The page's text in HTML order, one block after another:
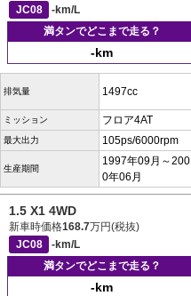
JC08
-km/L
満タンでどこまで走る？
-km
排気量 1497cc
ミッション フロア4AT
最大出力 105ps/6000rpm
生産期間
1997年09月～200
0年06月
1.5 X1 4WD
新車時価格168.7万円(税抜)
JC08
-km/L
満タンでどこまで走る？
-km